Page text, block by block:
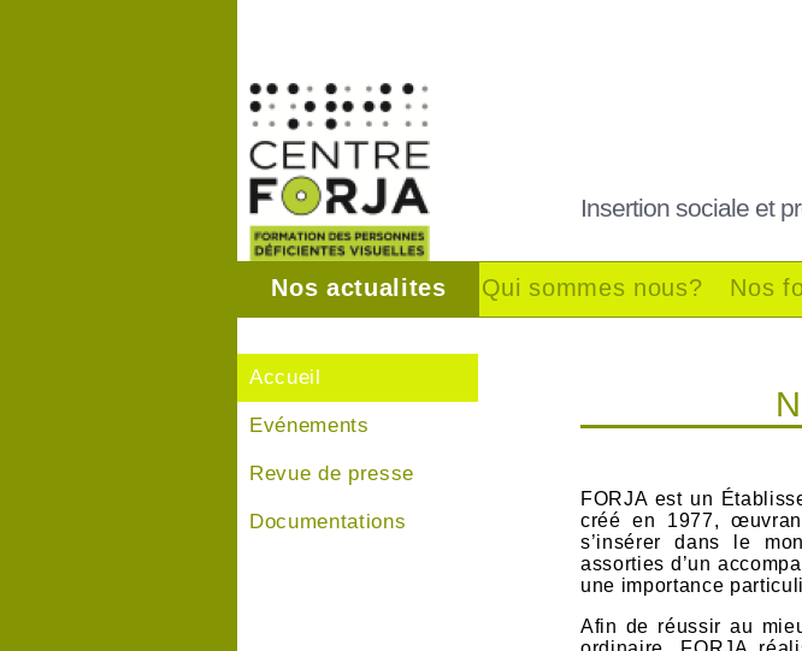
Insertion sociale et
Nos actualites Qui sommes nous? Nos
Accueil
Evénements
Revue de presse
Documentations
FORJA est un
créé en 1977,
s’insérer dans le
assorties d’un
une importance
Afin de réussir au